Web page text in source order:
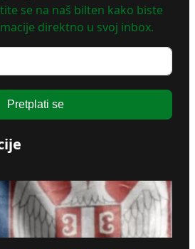
se na naš bilten kako biste
direktno u svoj inbox.
Pretplati se